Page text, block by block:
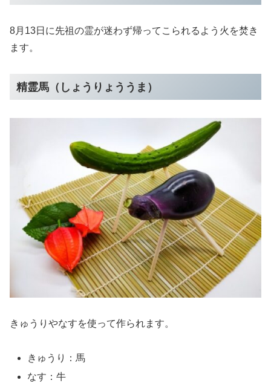
8月13日に先祖の霊が迷わず帰ってこられるよう火を焚き
ます。
精霊馬（しょうりょううま）
きゅうりやなすを使って作られます。
きゅうり：馬
なす：牛